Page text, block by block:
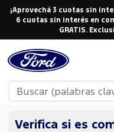
¡Aprovechá 3 cuotas sin
6 cuotas sin interés en
GRATIS.
Verifica si es